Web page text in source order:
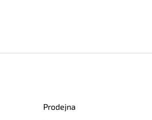
Prodejna